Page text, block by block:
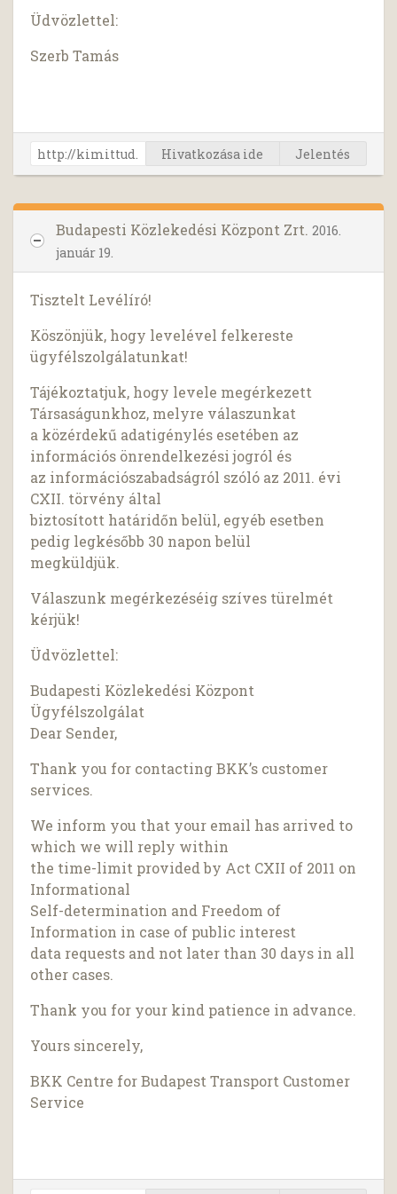
Üdvözlettel:
Szerb Tamás
Hivatkozása ide Jelentés
Budapesti Közlekedési Központ Zrt. 2016.
január 19.
Tisztelt Levélíró!
Köszönjük, hogy levelével felkereste
ügyfélszolgálatunkat!
Tájékoztatjuk, hogy levele megérkezett
Társaságunkhoz, melyre válaszunkat
a közérdekű adatigénylés esetében az
információs önrendelkezési jogról és
az információszabadságról szóló az 2011. évi
CXII. törvény által
biztosított határidőn belül, egyéb esetben
pedig legkésőbb 30 napon belül
megküldjük.
Válaszunk megérkezéséig szíves türelmét
kérjük!
Üdvözlettel:
Budapesti Közlekedési Központ
Ügyfélszolgálat
Dear Sender,
Thank you for contacting BKK’s customer
services.
We inform you that your email has arrived to
which we will reply within
the time-limit provided by Act CXII of 2011 on
Informational
Self-determination and Freedom of
Information in case of public interest
data requests and not later than 30 days in all
other cases.
Thank you for your kind patience in advance.
Yours sincerely,
BKK Centre for Budapest Transport Customer
Service